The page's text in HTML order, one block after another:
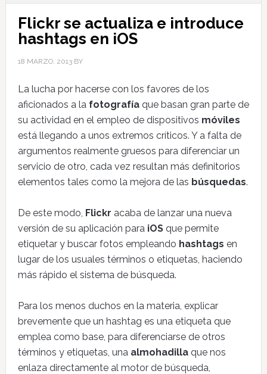
Flickr se actualiza e introduce
hashtags en iOS
18 MARZO, 2013BY
La lucha por hacerse con los favores de los
aficionados a la fotografíaque basan gran parte de
su actividad en el empleo de dispositivos móviles
está llegando a unos extremos críticos. Y a falta de
argumentos realmente gruesos para diferenciar un
servicio de otro, cada vez resultan más definitorios
elementos tales como la mejora de las búsquedas.
De este modo, Flickr acaba de lanzar una nueva
versión de su aplicación para iOSque permite
etiquetar y buscar fotos empleando hashtags en
lugar de los usuales términos o etiquetas, haciendo
más rápido el sistema de búsqueda.
Para los menos duchos en la materia, explicar
brevemente que un hashtag es una etiqueta que
emplea como base, para diferenciarse de otros
términos y etiquetas, una almohadillaque nos
enlaza directamente al motor de búsqueda,